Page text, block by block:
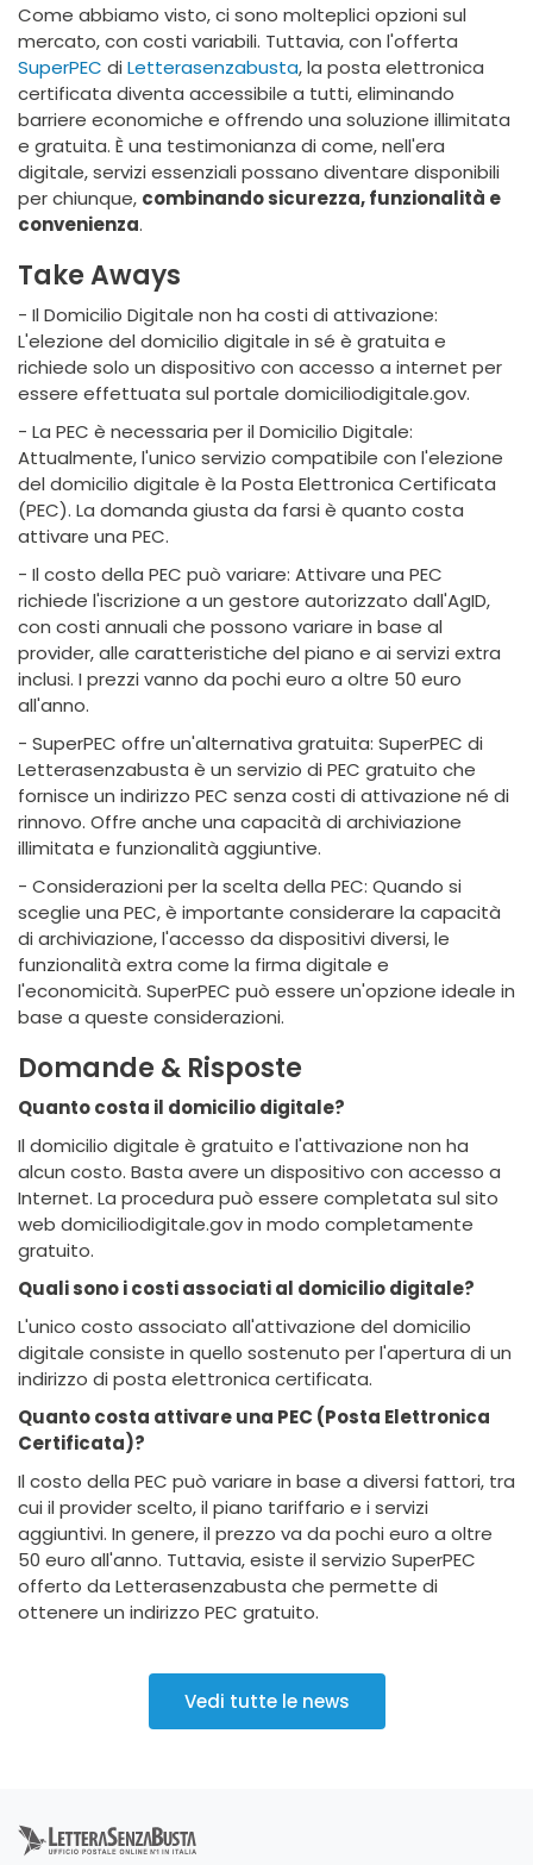
Come abbiamo visto, ci sono molteplici opzioni sul
mercato, con costi variabili. Tuttavia, con l'offerta
SuperPEC di Letterasenzabusta, la posta elettronica
certificata diventa accessibile a tutti, eliminando
barriere economiche e offrendo una soluzione illimitata
e gratuita. È una testimonianza di come, nell'era
digitale, servizi essenziali possano diventare disponibili
per chiunque, combinando sicurezza, funzionalità e
convenienza.
Take Aways
- Il Domicilio Digitale non ha costi di attivazione:
L'elezione del domicilio digitale in sé è gratuita e
richiede solo un dispositivo con accesso a internet per
essere effettuata sul portale domiciliodigitale.gov.
- La PEC è necessaria per il Domicilio Digitale:
Attualmente, l'unico servizio compatibile con l'elezione
del domicilio digitale è la Posta Elettronica Certificata
(PEC). La domanda giusta da farsi è quanto costa
attivare una PEC.
- Il costo della PEC può variare: Attivare una PEC
richiede l'iscrizione a un gestore autorizzato dall'AgID,
con costi annuali che possono variare in base al
provider, alle caratteristiche del piano e ai servizi extra
inclusi. I prezzi vanno da pochi euro a oltre 50 euro
all'anno.
- SuperPEC offre un'alternativa gratuita: SuperPEC di
Letterasenzabusta è un servizio di PEC gratuito che
fornisce un indirizzo PEC senza costi di attivazione né di
rinnovo. Offre anche una capacità di archiviazione
illimitata e funzionalità aggiuntive.
- Considerazioni per la scelta della PEC: Quando si
sceglie una PEC, è importante considerare la capacità
di archiviazione, l'accesso da dispositivi diversi, le
funzionalità extra come la firma digitale e
l'economicità. SuperPEC può essere un'opzione ideale in
base a queste considerazioni.
Domande & Risposte
Quanto costa il domicilio digitale?
Il domicilio digitale è gratuito e l'attivazione non ha
alcun costo. Basta avere un dispositivo con accesso a
Internet. La procedura può essere completata sul sito
web domiciliodigitale.gov in modo completamente
gratuito.
Quali sono i costi associati al domicilio digitale?
L'unico costo associato all'attivazione del domicilio
digitale consiste in quello sostenuto per l'apertura di un
indirizzo di posta elettronica certificata.
Quanto costa attivare una PEC (Posta Elettronica
Certificata)?
Il costo della PEC può variare in base a diversi fattori, tra
cui il provider scelto, il piano tariffario e i servizi
aggiuntivi. In genere, il prezzo va da pochi euro a oltre
50 euro all'anno. Tuttavia, esiste il servizio SuperPEC
offerto da Letterasenzabusta che permette di
ottenere un indirizzo PEC gratuito.
Vedi tutte le news